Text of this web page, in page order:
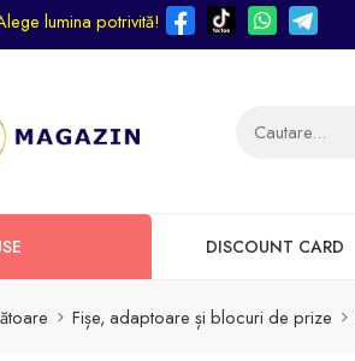
lumina potrivită!
DISCOUNT CARD
Fișe, adaptoare și blocuri de prize